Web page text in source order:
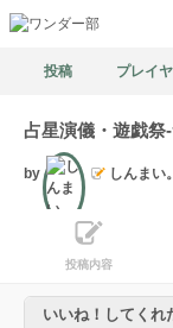
投稿 プレイ
占星演儀・遊戯祭
by しんまい。
投稿内容
いいね！してくれ